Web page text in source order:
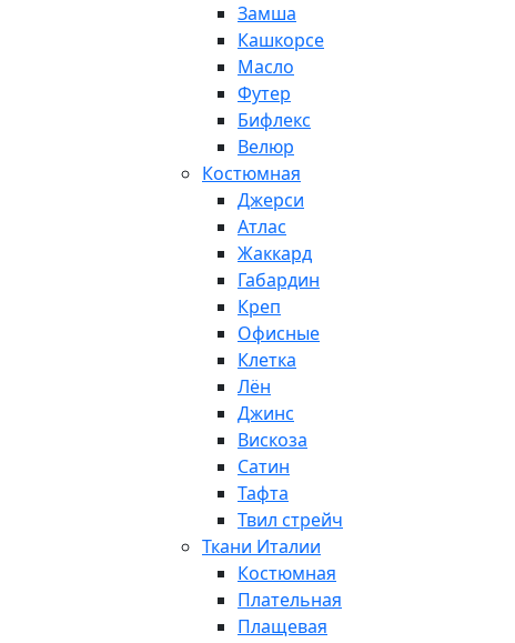
Замша
Кашкорсе
Масло
Футер
Бифлекс
Велюр
Костюмная
Джерси
Атлас
Жаккард
Габардин
Креп
Офисные
Клетка
Лён
Джинс
Вискоза
Сатин
Тафта
Твил стрейч
Ткани Италии
Костюмная
Плательная
Плащевая